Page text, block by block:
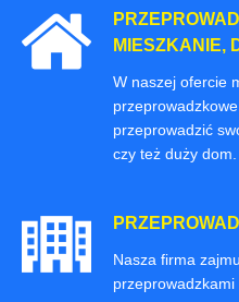
MIESZKANIE,
W naszej ofercie
przeprowadzić
czy też duży dom.
Nasza firma
przeprowadzkami